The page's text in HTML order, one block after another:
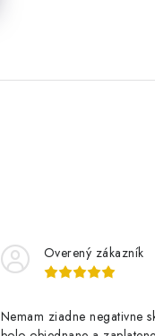
Overený zákazník
Nemam ziadne negativne